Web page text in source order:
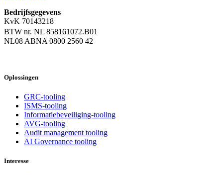
Bedrijfsgegevens
KvK 70143218
BTW nr. NL 858161072.B01
NL08 ABNA 0800 2560 42
Oplossingen
GRC-tooling
ISMS-tooling
Informatiebeveiliging-tooling
AVG-tooling
Audit management tooling
AI Governance tooling
Interesse